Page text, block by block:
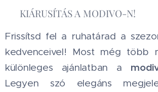
🔥 KIÁRUSÍTÁS A MODIVO-N! 🔥
Frissítsd fel a ruhatárad a
kedvenceivel! Most még több
különleges ajánlatban a
Legyen szó elegáns